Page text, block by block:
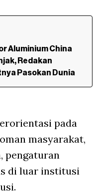
Aluminium China
Redakan
Pasokan Dunia
pada
masyarakat,
pengaturan
di luar institusi